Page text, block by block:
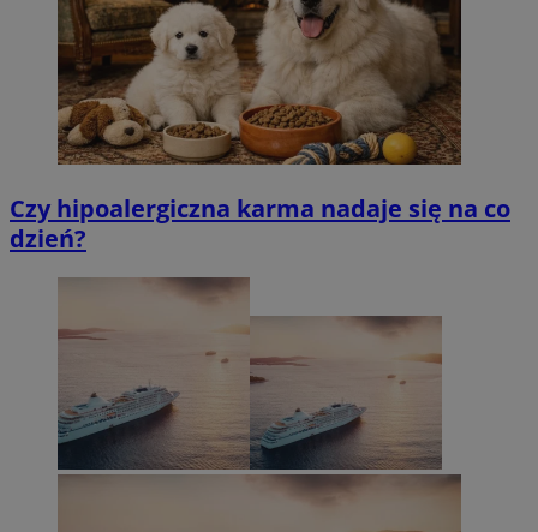
Czy hipoalergiczna karma nadaje się na co
dzień?